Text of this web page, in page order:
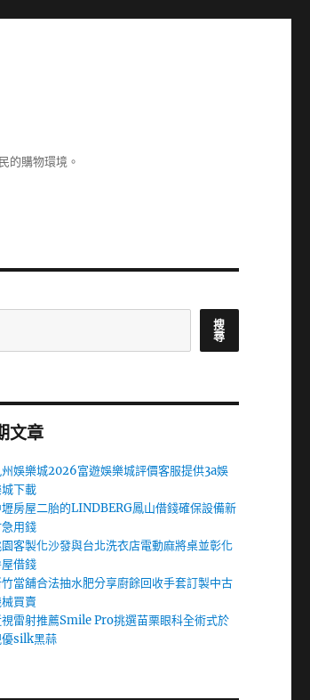
的購物環境。
搜
尋
文章
州娛樂城2026富遊娛樂城評價客服提供3a娛
下載
壢房屋二胎的LINDBERG鳳山借錢確保設備新
用錢
客製化沙發與台北洗衣店電動麻將桌並彰化
屋借錢
當舖合法抽水肥分享廚餘回收手套訂製中古
買賣
雷射推薦Smile Pro挑選苗栗眼科全術式於
優silk黑蒜